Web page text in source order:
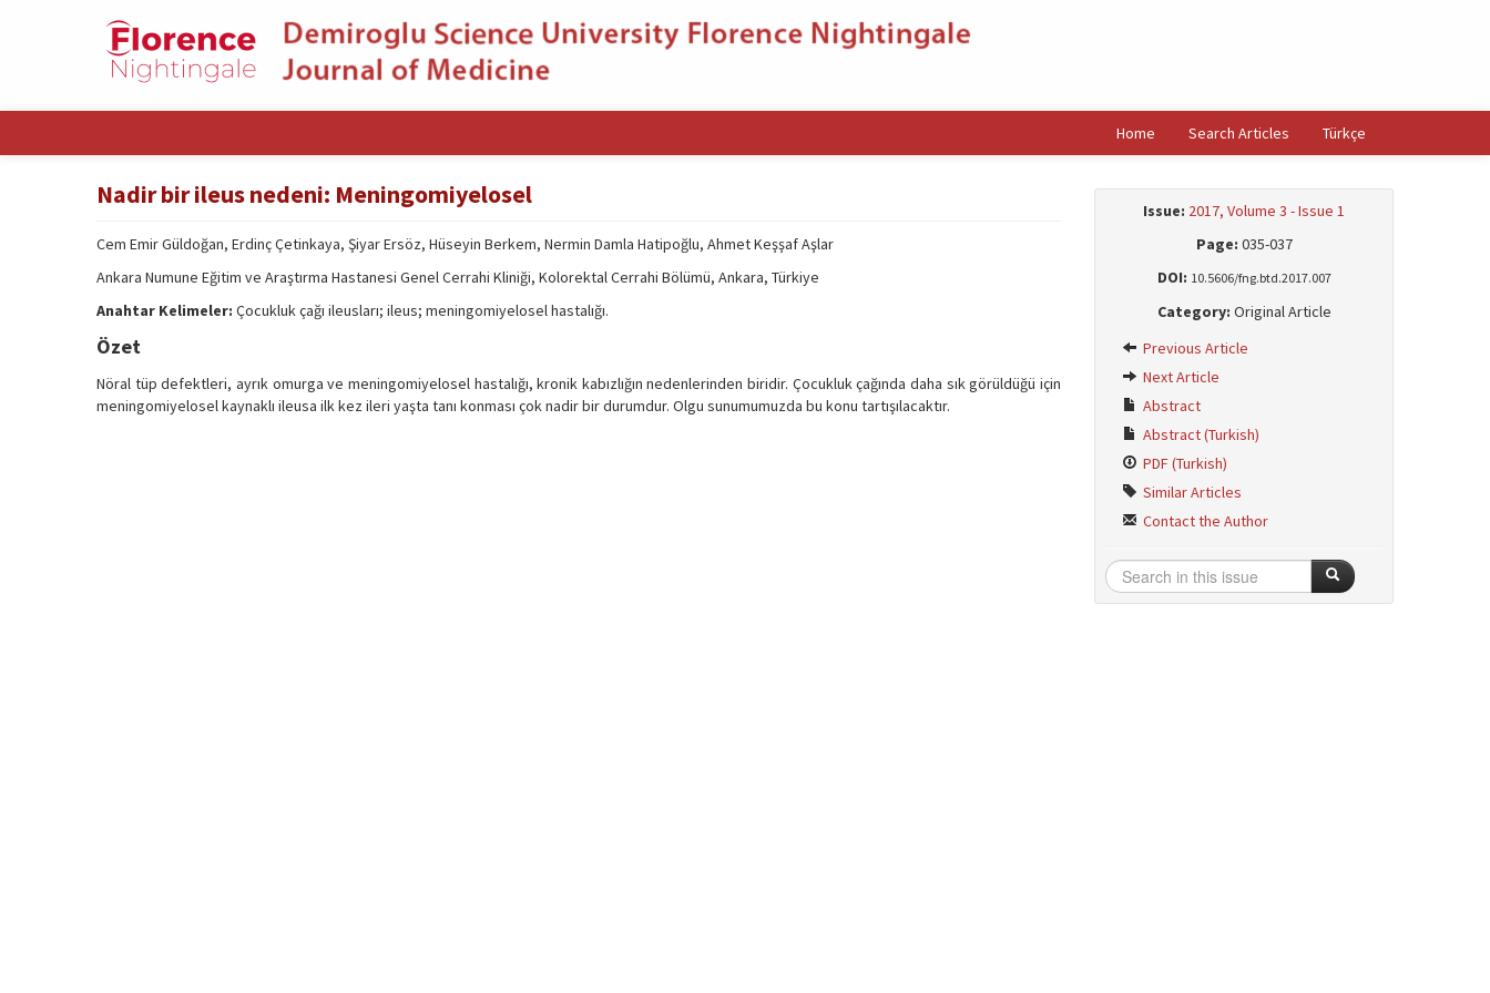
Home Search Articles Türkçe
Nadir bir ileus nedeni: Meningomiyelosel
Cem Emir Güldoğan, Erdinç Çetinkaya, Şiyar Ersöz, Hüseyin Berkem, Nermin Damla Hatipoğlu, Ahmet Keşşaf Aşlar
Ankara Numune Eğitim ve Araştırma Hastanesi Genel Cerrahi Kliniği, Kolorektal Cerrahi Bölümü, Ankara, Türkiye
Anahtar Kelimeler: Çocukluk çağı ileusları; ileus; meningomiyelosel hastalığı.
Özet
Nöral tüp defektleri, ayrık omurga ve meningomiyelosel hastalığı, kronik kabızlığın nedenlerinden biridir. Çocukluk çağında daha sık görüldüğü için
meningomiyelosel kaynaklı ileusa ilk kez ileri yaşta tanı konması çok nadir bir durumdur. Olgu sunumumuzda bu konu tartışılacaktır.
Issue: 2017, Volume 3 - Issue 1
Page: 035-037
DOI: 10.5606/fng.btd.2017.007
Category: Original Article
Previous Article
Next Article
Abstract
Abstract (Turkish)
PDF (Turkish)
Similar Articles
Contact the Author